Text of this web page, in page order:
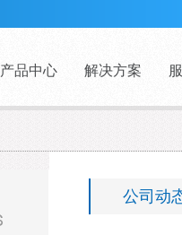
产品中心 解决方案
公司动